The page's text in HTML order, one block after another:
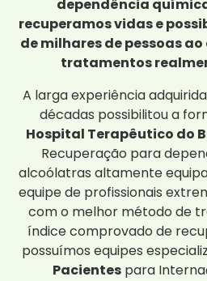
dependência
recuperamos vidas e
de milhares de pessoas
tratamentos
A larga experiência
décadas possibilitou a
Hospital Terapêutico do
Recuperação para
alcoólatras altamente
equipe de profissionais
com o melhor método de
índice comprovado de
possuímos equipes
Pacientes para